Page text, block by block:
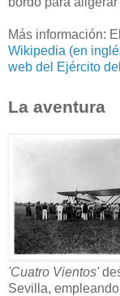
Más información:
Wikipedia (en
web del Ejército
La aventura
'Cuatro Vientos'
Sevilla,